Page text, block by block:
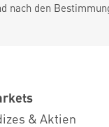
nach den
& Aktien